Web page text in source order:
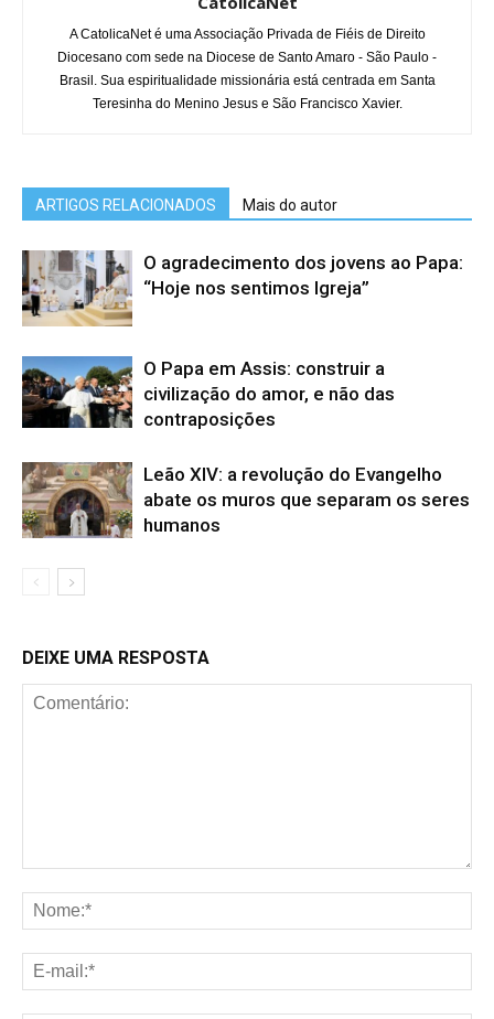
A CatolicaNet é uma Associação Privada de Fiéis de Direito
Diocesano com sede na Diocese de Santo Amaro - São Paulo -
Brasil. Sua espiritualidade missionária está centrada em Santa
Teresinha do Menino Jesus e São Francisco Xavier.
ARTIGOS RELACIONADOS Mais do autor
O agradecimento dos jovens ao Papa:
“Hoje nos sentimos Igreja”
O Papa em Assis: construir a
civilização do amor, e não das
contraposições
Leão XIV: a revolução do Evangelho
abate os muros que separam os seres
humanos
DEIXE UMA RESPOSTA